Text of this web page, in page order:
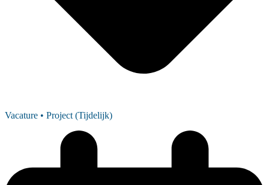
Vacature • Project (Tijdelijk)